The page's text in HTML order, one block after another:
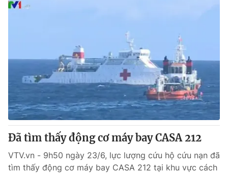
Khán giả
Du lịch
Chất lượng cuộc sống
Giáo dục
Học trực tuyến
Hitech Công nghệ tương lai
Sản phẩm
Thị trường
Tư vấn
Giao lưu trực tuyến
Lịch phát sóng
Chuyên mục khác
Emagazine Podcast
Đã tìm thấy động cơ máy bay CASA 212
VTV.vn - 9h50 ngày 23/6, lực lượng cứu hộ cứu nạn đã
tìm thấy động cơ máy bay CASA 212 tại khu vực cách